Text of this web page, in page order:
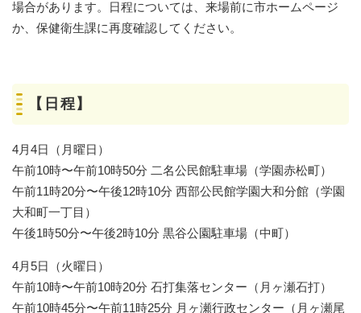
場合があります。日程については、来場前に市ホームページ
か、保健衛生課に再度確認してください。
【日程】
4月4日（月曜日）
午前10時〜午前10時50分 二名公民館駐車場（学園赤松町）
午前11時20分〜午後12時10分 西部公民館学園大和分館（学園
大和町一丁目）
午後1時50分〜午後2時10分 黒谷公園駐車場（中町）
4月5日（火曜日）
午前10時〜午前10時20分 石打集落センター（月ヶ瀬石打）
午前10時45分〜午前11時25分 月ヶ瀬行政センター（月ヶ瀬尾